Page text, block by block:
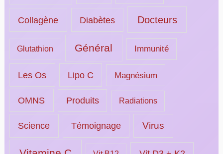
Collagène Diabètes Docteurs
Glutathion Général Immunité
Les Os Lipo C Magnésium
OMNS Produits Radiations
Science Témoignage Virus